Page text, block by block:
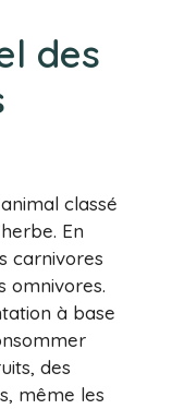
des
classé
En
carnivores
omnivores.
à base
des
même les